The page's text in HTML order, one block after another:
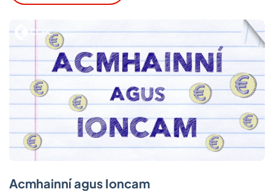
Acmhainní agus Ioncam